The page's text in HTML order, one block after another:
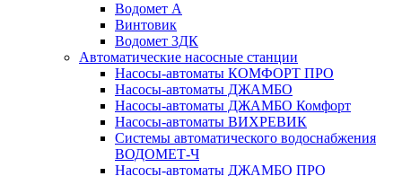
Водомет А
Винтовик
Водомет 3ДК
Автоматические насосные станции
Насосы-автоматы КОМФОРТ ПРО
Насосы-автоматы ДЖАМБО
Насосы-автоматы ДЖАМБО Комфорт
Насосы-автоматы ВИХРЕВИК
Системы автоматического водоснабжения
ВОДОМЕТ-Ч
Насосы-автоматы ДЖАМБО ПРО